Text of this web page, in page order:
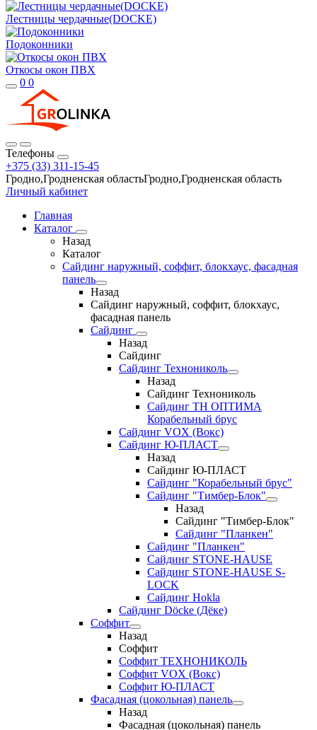
Лестницы чердачные(DOCKE)
Подоконники
Откосы окон ПВХ
0 0
Телефоны
+375 (33) 311-15-45
Гродно,Гродненская областьГродно,Гродненская область
Личный кабинет
Главная
Каталог
Назад
Каталог
Сайдинг наружный, соффит, блокхаус, фасадная
панель
Назад
Сайдинг наружный, соффит, блокхаус,
фасадная панель
Сайдинг
Назад
Сайдинг
Сайдинг Технониколь
Назад
Сайдинг Технониколь
Сайдинг ТН ОПТИМА
Корабельный брус
Сайдинг VOX (Вокс)
Сайдинг Ю-ПЛАСТ
Назад
Сайдинг Ю-ПЛАСТ
Сайдинг "Корабельный брус"
Сайдинг "Тимбер-Блок"
Назад
Сайдинг "Тимбер-Блок"
Сайдинг "Планкен"
Сайдинг "Планкен"
Сайдинг STONE-HAUSE
Сайдинг STONE-HAUSE S-
LOCK
Сайдинг Hokla
Сайдинг Döcke (Дёке)
Соффит
Назад
Соффит
Соффит ТЕХНОНИКОЛЬ
Соффит VOX (Вокс)
Соффит Ю-ПЛАСТ
Фасадная (цокольная) панель
Назад
Фасадная (цокольная) панель